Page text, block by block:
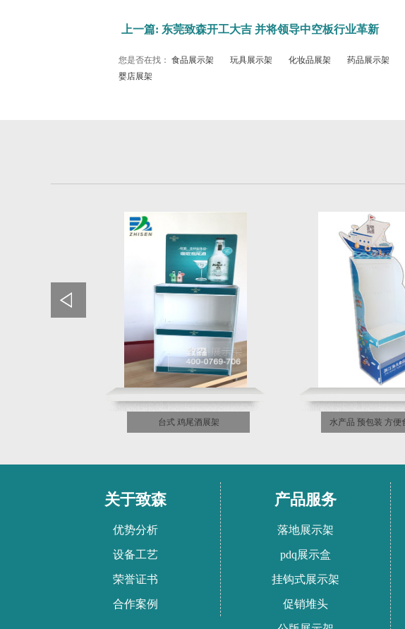
上一篇: 东莞致森开工大吉 并将领导中空板行业革新
您是否在找： 食品展示架 玩具展示架 化妆品展架 药品展示架
婴店展架
台式 鸡尾酒展架 水产品 预包装 方便
关于致森
优势分析
设备工艺
荣誉证书
合作案例
产品服务
落地展示架
pdq展示盒
挂钩式展示架
促销堆头